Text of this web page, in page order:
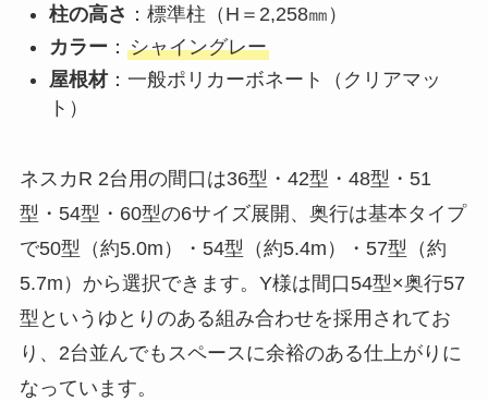
柱の高さ ：標準柱（H＝2,258㎜）
カラー ： シャイングレー
屋根材：一般ポリカーボネート（クリアマッ
ト）
ネスカR 2台用の間口は36型・42型・48型・51
型・54型・60型の6サイズ展開、奥行は基本タイプ
で50型（約5.0m）・54型（約5.4m）・57型（約
5.7m）から選択できます。Y様は間口54型×奥行57
型というゆとりのある組み合わせを採用されてお
り、2台並んでもスペースに余裕のある仕上がりに
なっています。